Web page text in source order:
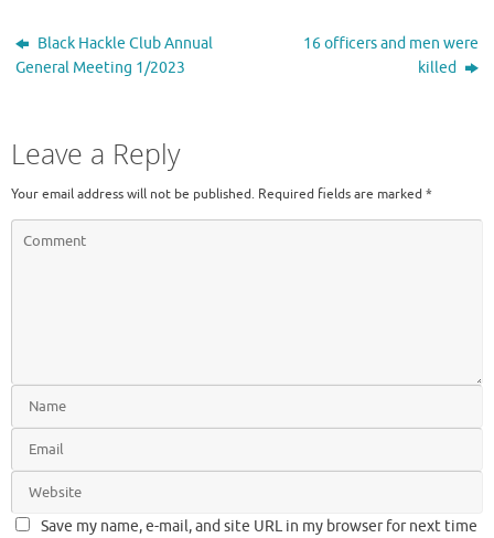
o
o
r A
Black Hackle Club Annual
General Meeting 1/2023
16 officers and men were
killed
Leave a Reply
Your email address will not be published. Required fields are marked *
Save my name, e-mail, and site URL in my browser for next time